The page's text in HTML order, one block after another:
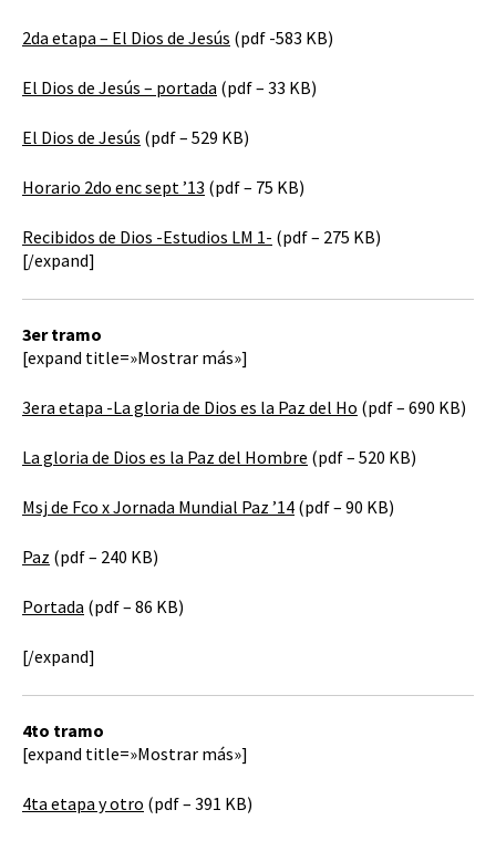
2da etapa – El Dios de Jesús (pdf -583 KB)
El Dios de Jesús – portada (pdf – 33 KB)
El Dios de Jesús (pdf – 529 KB)
Horario 2do enc sept ’13 (pdf – 75 KB)
Recibidos de Dios -Estudios LM 1- (pdf – 275 KB)
[/expand]
3er tramo
[expand title=»Mostrar más»]
3era etapa -La gloria de Dios es la Paz del Ho (pdf – 690 KB)
La gloria de Dios es la Paz del Hombre (pdf – 520 KB)
Msj de Fco x Jornada Mundial Paz ’14 (pdf – 90 KB)
Paz (pdf – 240 KB)
Portada (pdf – 86 KB)
[/expand]
4to tramo
[expand title=»Mostrar más»]
4ta etapa y otro (pdf – 391 KB)